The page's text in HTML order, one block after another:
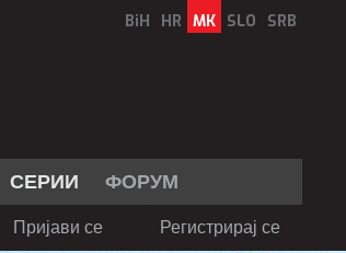
BiH HR MK SLO SRB
СЕРИИ ФОРУМ
Пријави се Регистрирај се